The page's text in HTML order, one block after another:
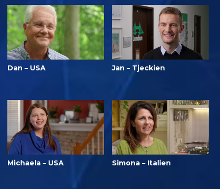
Dan – USA Jan – Tjeckien
Michaela – USA Simona – Italien